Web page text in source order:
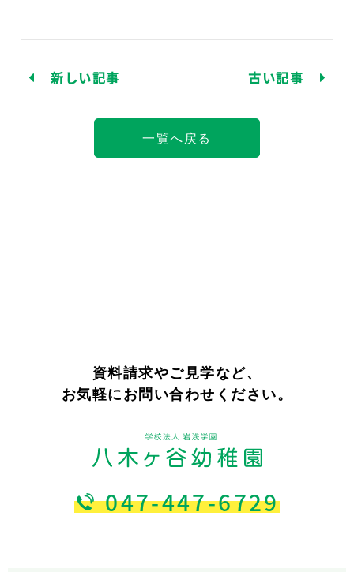
新しい記事
一覧へ戻る
古い記事
資料請求やご見学など、
お気軽にお問い合わせください。
047-447-6729